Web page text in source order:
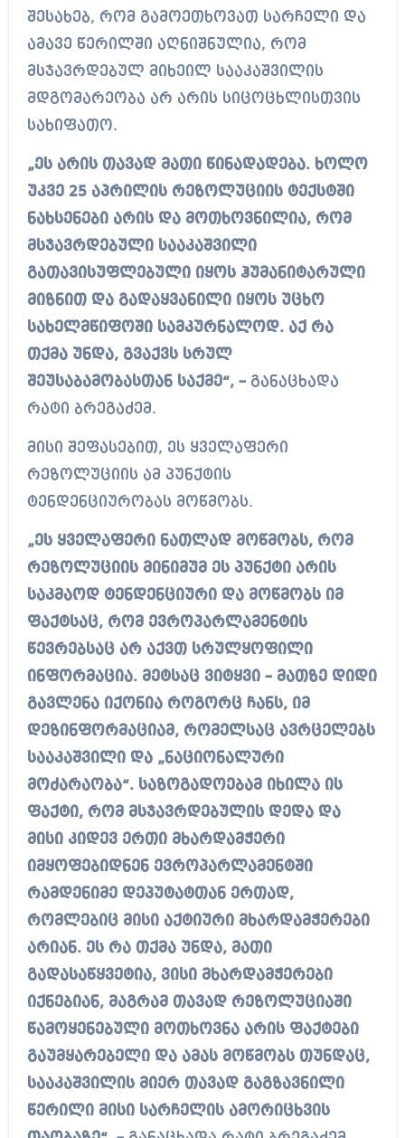
შესახებ, რომ გამოეთხოვათ სარჩელი და
ამავე წერილში აღნიშნულია, რომ
მსჯავრდებულ მიხეილ სააკაშვილის
მდგომარეობა არ არის სიცოცხლისთვის
სახიფათო.
„ეს არის თავად მათი წინადადება. ხოლო
უკვე 25 აპრილის რეზოლუციის ტექსტში
ნახსენები არის და მოთხოვნილია, რომ
მსჯავრდებული სააკაშვილი
გათავისუფლებული იყოს ჰუმანიტარული
მიზნით და გადაყვანილი იყოს უცხო
სახელმწიფოში სამკურნალოდ. აქ რა
თქმა უნდა, გვაქვს სრულ
შეუსაბამობასთან საქმე“, –განაცხადა
რატი ბრეგაძემ.
მისი შეფასებით, ეს ყველაფერი
რეზოლუციის ამ პუნქტის
ტენდენციურობას მოწმობს.
„ეს ყველაფერი ნათლად მოწმობს, რომ
რეზოლუციის მინიმუმ ეს პუნქტი არის
საკმაოდ ტენდენციური და მოწმობს იმ
ფაქტსაც, რომ ევროპარლამენტის
წევრებსაც არ აქვთ სრულყოფილი
ინფორმაცია. მეტსაც ვიტყვი – მათზე დიდი
გავლენა იქონია როგორც ჩანს, იმ
დეზინფორმაციამ, რომელსაც ავრცელებს
სააკაშვილი და „ნაციონალური
მოძარაობა“. საზოგადოებამ იხილა ის
ფაქტი, რომ მსჯავრდებულის დედა და
მისი კიდევ ერთი მხარდამჭერი
იმყოფებიდნენ ევროპარლამენტში
რამდენიმე დეპუტატთან ერთად,
რომლებიც მისი აქტიური მხარდამჭერები
არიან. ეს რა თქმა უნდა, მათი
გადასაწყვეტია, ვისი მხარდამჭერები
იქნებიან, მაგრამ თავად რეზოლუციაში
წამოყენებული მოთხოვნა არის ფაქტები
გაუმყარებელი და ამას მოწმობს თუნდაც,
სააკაშვილის მიერ თავად გაგზავნილი
წერილი მისი სარჩელის ამორიცხვის